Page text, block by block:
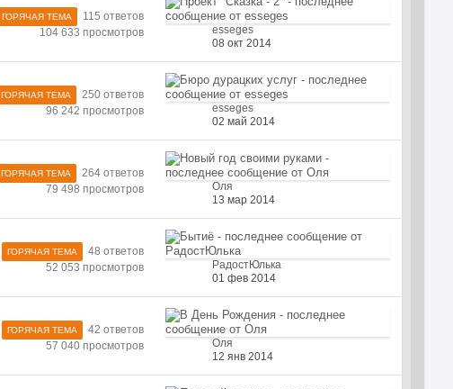
ГОРЯЧАЯ ТЕМА
115 ответов
104 633 просмотров
esseges
08 окт 2014
ГОРЯЧАЯ ТЕМА
250 ответов
96 242 просмотров
esseges
02 май 2014
ГОРЯЧАЯ ТЕМА
264 ответов
79 498 просмотров
Оля
13 мар 2014
ГОРЯЧАЯ ТЕМА
48 ответов
52 053 просмотров
РадостЮлька
01 фев 2014
ГОРЯЧАЯ ТЕМА
42 ответов
57 040 просмотров
Оля
12 янв 2014